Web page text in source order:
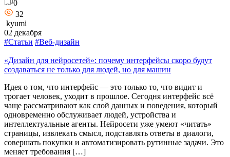
0
32
kyumi
02 декабря
#Статьи #Веб-дизайн
«Дизайн для нейросетей»: почему интерфейсы скоро будут
создаваться не только для людей, но для машин
Идея о том, что интерфейс — это только то, что видит и
трогает человек, уходит в прошлое. Сегодня интерфейс всё
чаще рассматривают как слой данных и поведения, который
одновременно обслуживает людей, устройства и
интеллектуальные агенты. Нейросети уже умеют «читать»
страницы, извлекать смысл, подставлять ответы в диалоги,
совершать покупки и автоматизировать рутинные задачи. Это
меняет требования […]